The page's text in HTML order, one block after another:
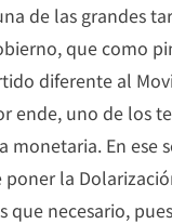
de las grandes
que como
diferente al
ende, uno de los
monetaria. En ese
poner la
que necesario,